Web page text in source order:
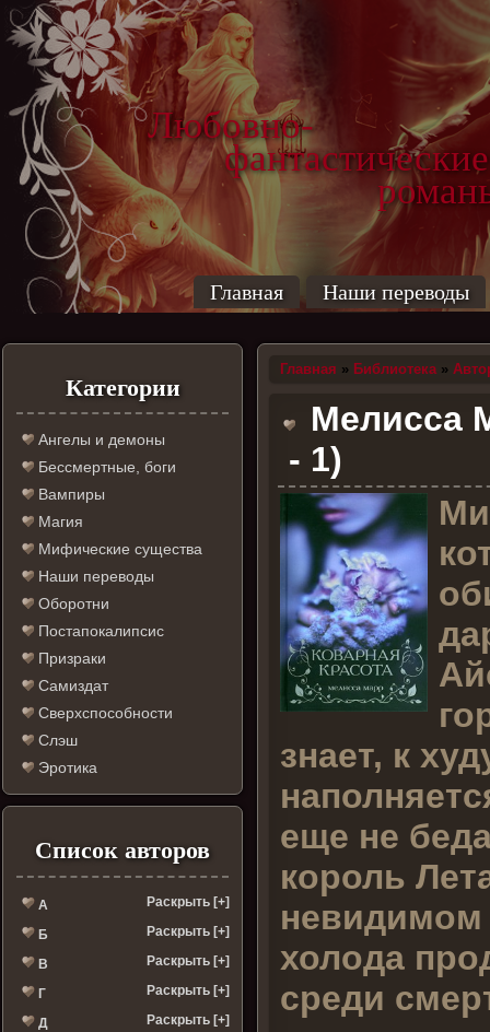
Любовно-
фантастические
Главная Наши переводы
Категории
Ангелы и демоны
Бессмертные, боги
Вампиры
Магия
Мифические существа
Наши переводы
Оборотни
Постапокалипсис
Призраки
Самиздат
Сверхспособности
Слэш
Эротика
Список авторов
А Раскрыть [+]
Б Раскрыть [+]
В Раскрыть [+]
Г Раскрыть [+]
Д Раскрыть [+]
Главная » Библиотека»
Мелисса
- 1)
М
знает, к
еще не
король
невидимом
холода
среди